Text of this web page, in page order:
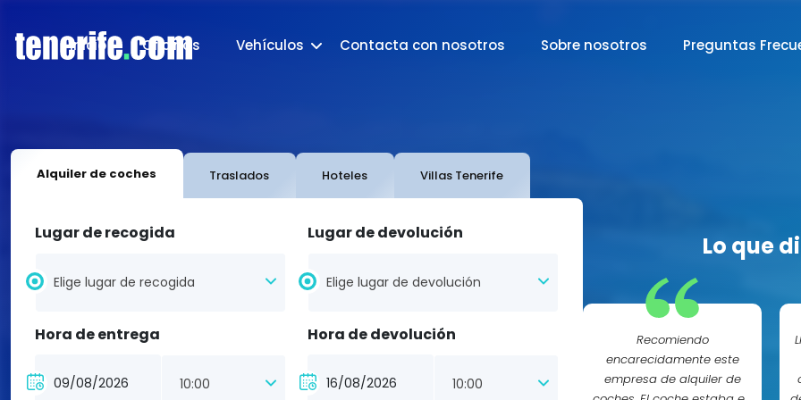
Inicio Oficinas Vehículos Contacta con nosotros Sobre nosotros Preguntas
Alquiler de coches Traslados Hoteles Villas Tenerife
Lugar de recogida
Elige lugar de recogida
Lugar de devolución
Elige lugar de devolución
Hora de entrega
10:00
Hora de devolución
10:00
Lo que
Recomiendo
encarecidamente este
empresa de alquiler de